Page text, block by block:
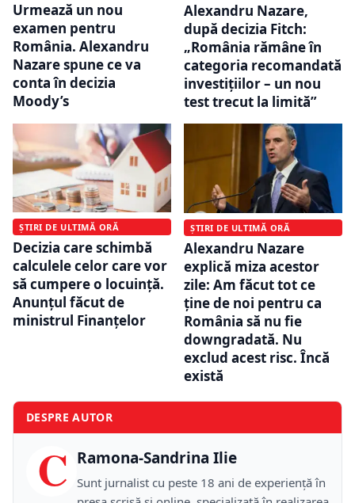
Urmează un nou
examen pentru
România. Alexandru
Nazare spune ce va
conta în decizia
Moody’s
Alexandru Nazare,
după decizia Fitch:
„România rămâne în
categoria recomandată
investițiilor – un nou
test trecut la limită”
ȘTIRI DE ULTIMĂ ORĂ
Decizia care schimbă
calculele celor care vor
să cumpere o locuință.
Anunțul făcut de
ministrul Finanțelor
ȘTIRI DE ULTIMĂ ORĂ
Alexandru Nazare
explică miza acestor
zile: Am făcut tot ce
ţine de noi pentru ca
România să nu fie
downgradată. Nu
exclud acest risc. Încă
există
DESPRE AUTOR
C Ramona-Sandrina Ilie
Sunt jurnalist cu peste 18 ani de experiență în